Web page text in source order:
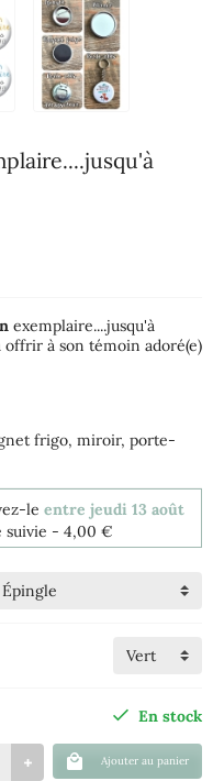
exemplaire....jusqu'à
offrir à son témoin adoré(e)
frigo, miroir, porte-
le entre jeudi 13 août
suivie - 4,00 €
En stock
Ajouter au panier